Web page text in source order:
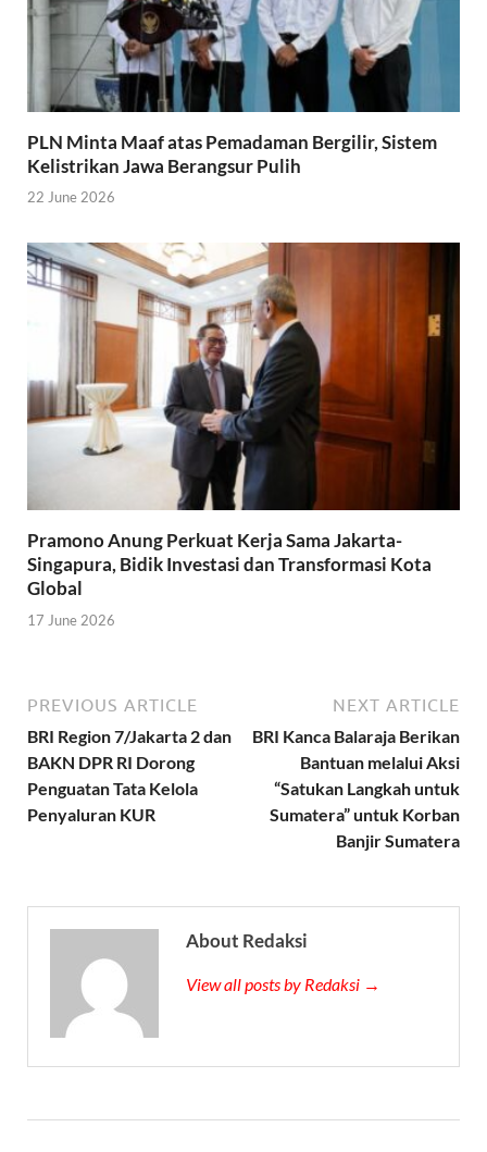
PLN Minta Maaf atas Pemadaman Bergilir, Sistem
Kelistrikan Jawa Berangsur Pulih
22 June 2026
Pramono Anung Perkuat Kerja Sama Jakarta-
Singapura, Bidik Investasi dan Transformasi Kota
Global
17 June 2026
PREVIOUS ARTICLE
BRI Region 7/Jakarta 2 dan
BAKN DPR RI Dorong
Penguatan Tata Kelola
Penyaluran KUR
NEXT ARTICLE
BRI Kanca Balaraja Berikan
Bantuan melalui Aksi
“Satukan Langkah untuk
Sumatera” untuk Korban
Banjir Sumatera
About Redaksi
View all posts by Redaksi →